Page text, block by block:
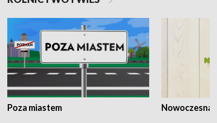
Poza miastem Nowoczesna